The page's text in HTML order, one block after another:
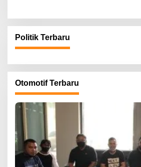
Politik Terbaru
Otomotif Terbaru